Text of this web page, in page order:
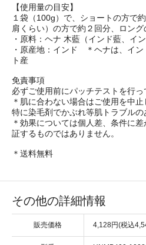
【使用量の目安】
１袋（100g）で、ショートの方で
肩くらい）の方で約２回分、ロング
・原料：ヘナ 木藍（インド藍、イン
・原産地：インド ＊ヘナは、イン
ト産
免責事項
必ずご使用前にパッチテストを行っ
＊肌に合わない場合はご使用を中止
特に染毛剤でかぶれ等肌トラブルの
＊効果については個人差、条件に
証するものではありません。
＊送料無料
その他の詳細情報
販売価格 4,128円(税込